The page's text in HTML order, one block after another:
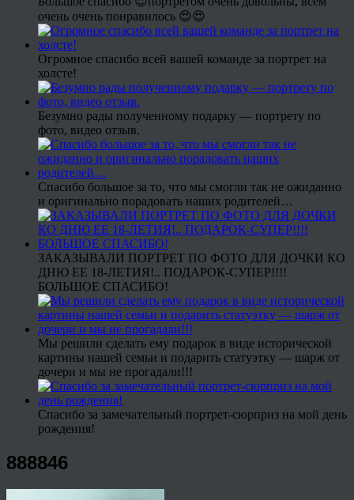
очень очень понравилось 😍😍
Огромное спасибо всей вашей команде за портрет на
холсте!
Безумно рады полученному подарку — портрету по
фото, видео отзыв.
Спасибо большое за то, что мы смогли так не ожиданно
и оригинально порадовать наших родителей…
ЗАКАЗЫВАЛИ ПОРТРЕТ ПО ФОТО ДЛЯ ДОЧКИ КО
ДНЮ ЕЕ 18-ЛЕТИЯ!.. ПОДАРОК-СУПЕР!!!!
БОЛЬШОЕ СПАСИБО!
Мы решили сделать ему подарок в виде исторической
картины нашей семьи и подарить статуэтку — шарж от
дочери и мы не прогадали!!!
Спасибо за замечательный портрет-сюрприз на мой день
рождения!
888846